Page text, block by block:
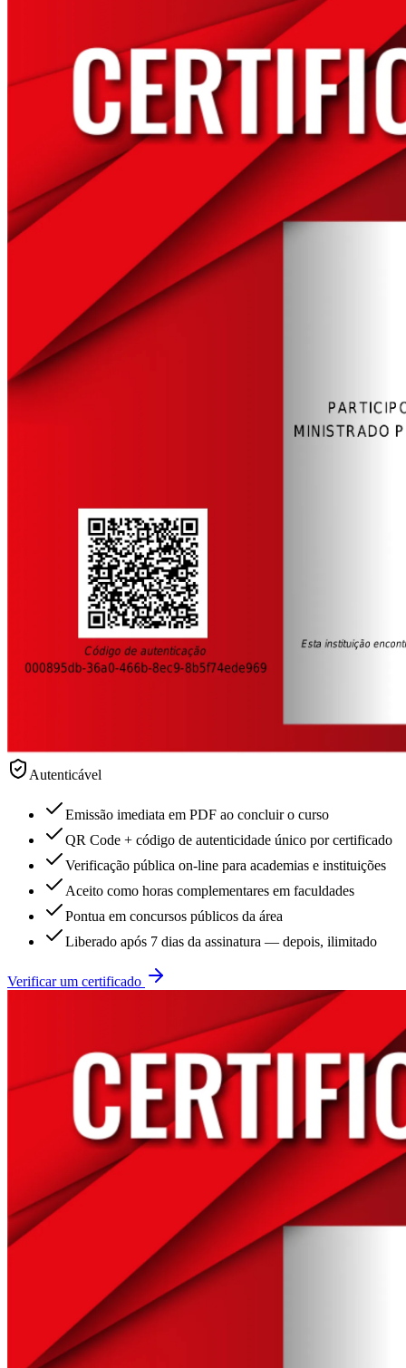
Autenticável
Emissão imediata em PDF ao concluir o curso
QR Code + código de autenticidade único por certificado
Verificação pública on-line para academias e instituições
Aceito como horas complementares em faculdades
Pontua em concursos públicos da área
Liberado após 7 dias da assinatura — depois, ilimitado
Verificar um certificado